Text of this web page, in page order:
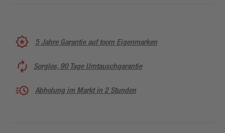
5 Jahre Garantie auf toom Eigenmarken
Sorglos, 90 Tage Umtauschgarantie
Abholung im Markt in 2 Stunden